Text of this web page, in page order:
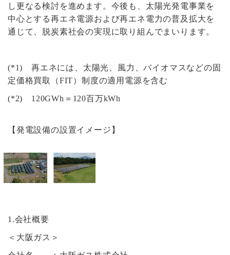
し更なる検討を進めます。今後も、太陽光発電事業を
中心とする再エネ電源および再エネ電力の普及拡大を
通じて、脱炭素社会の実現に取り組んでまいります。
(*1) 再エネには、太陽光、風力、バイオマスなどの固
定価格買取（FIT）制度の適用電源を含む
(*2) 120GWh＝120百万kWh
【発電設備の設置イメージ】
1.会社概要
＜大阪ガス＞